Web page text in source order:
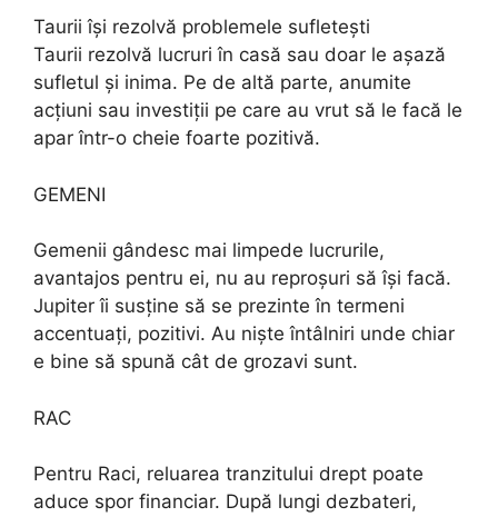
Taurii își rezolvă problemele sufletești
Taurii rezolvă lucruri în casă sau doar le așază
sufletul și inima. Pe de altă parte, anumite
acțiuni sau investiții pe care au vrut să le facă le
apar într-o cheie foarte pozitivă.
GEMENI
Gemenii gândesc mai limpede lucrurile,
avantajos pentru ei, nu au reproșuri să își facă.
Jupiter îi susține să se prezinte în termeni
accentuați, pozitivi. Au niște întâlniri unde chiar
e bine să spună cât de grozavi sunt.
RAC
Pentru Raci, reluarea tranzitului drept poate
aduce spor financiar. După lungi dezbateri,